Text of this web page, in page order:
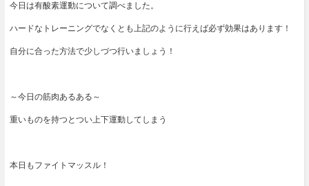
今日は有酸素運動について調べました。
ハードなトレーニングでなくとも上記のように行えば必ず効果はあります！
自分に合った方法で少しづつ行いましょう！
～今日の筋肉あるある～
重いものを持つとつい上下運動してしまう
本日もファイトマッスル！